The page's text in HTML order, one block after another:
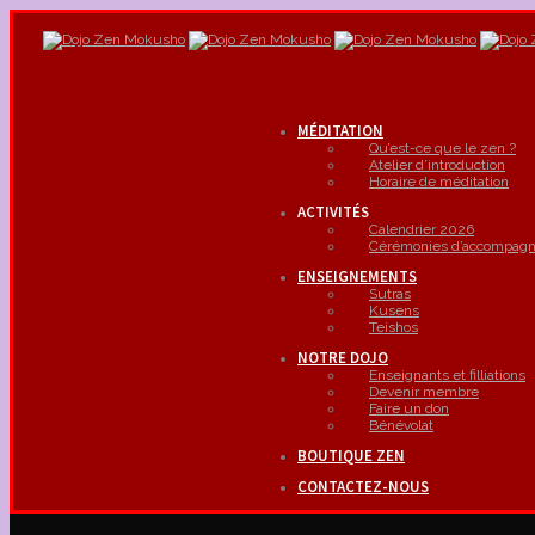
MÉDITATION
Qu’est-ce que le zen ?
Atelier d’introduction
Horaire de méditation
ACTIVITÉS
Calendrier 2026
Cérémonies
ENSEIGNEMENTS
Sutras
Kusens
Teishos
NOTRE DOJO
Enseignants et filliations
Devenir membre
Faire un don
Bénévolat
BOUTIQUE ZEN
CONTACTEZ-NOUS